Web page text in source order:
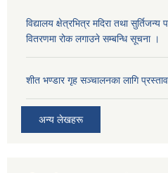
विद्यालय क्षेत्रभित्र मदिरा तथा सुर्तिजन्य
वितरणमा रोक लगाउने सम्बन्धि सूचना ।
शीत भण्डार गृह सञ्चालनका लागि
अन्य लेखहरू